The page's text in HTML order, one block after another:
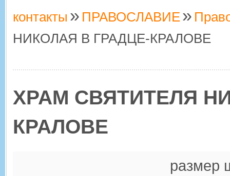
контакты » ПРАВОСЛАВИЕ»
НИКОЛАЯ В ГРАДЦЕ-КРАЛОВЕ
ХРАМ СВЯТИТЕЛЯ
КРАЛОВЕ
размер